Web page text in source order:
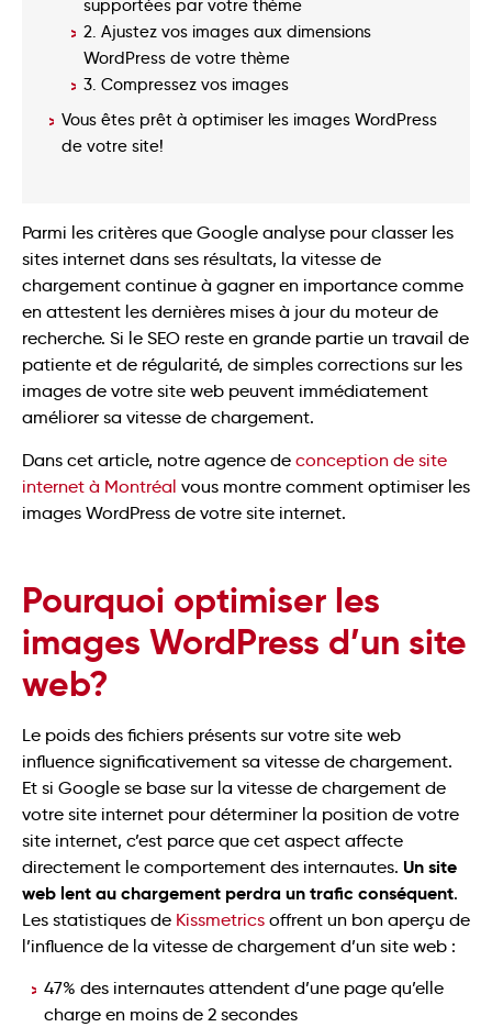
supportées par votre thème
2. Ajustez vos images aux dimensions
WordPress de votre thème
3. Compressez vos images
Vous êtes prêt à optimiser les images WordPress
de votre site!
Parmi les critères que Google analyse pour classer les
sites internet dans ses résultats, la vitesse de
chargement continue à gagner en importance comme
en attestent les dernières mises à jour du moteur de
recherche. Si le SEO reste en grande partie un travail de
patiente et de régularité, de simples corrections sur les
images de votre site web peuvent immédiatement
améliorer sa vitesse de chargement.
Dans cet article, notre agence de conception de site
internet à Montréal vous montre comment optimiser les
images WordPress de votre site internet.
Pourquoi optimiser les
images WordPress d’un site
web?
Le poids des fichiers présents sur votre site web
influence significativement sa vitesse de chargement.
Et si Google se base sur la vitesse de chargement de
votre site internet pour déterminer la position de votre
site internet, c’est parce que cet aspect affecte
directement le comportement des internautes. Un site
web lent au chargement perdra un trafic conséquent.
Les statistiques de Kissmetrics offrent un bon aperçu de
l’influence de la vitesse de chargement d’un site web :
47% des internautes attendent d’une page qu’elle
charge en moins de 2 secondes